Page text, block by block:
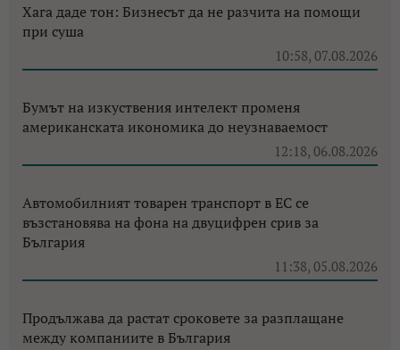
Хага даде тон: Бизнесът да не разчита на помощи
при суша
10:58, 07.08.2026
Бумът на изкуствения интелект променя
американската икономика до неузнаваемост
12:18, 06.08.2026
Автомобилният товарен транспорт в ЕС се
възстановява на фона на двуцифрен срив за
България
11:38, 05.08.2026
Продължава да растат сроковете за разплащане
между компаниите в България